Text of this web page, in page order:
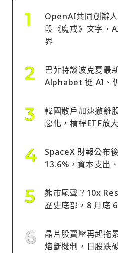
OpenAI共同創辦
段《魔戒》文字，
界
巴菲特談波克夏最
Alphabet 挺 AI、
韓國散戶加速撤離
惡化，槓桿ETF放
SpaceX 財報公布
13.6%，資本支出
熊市尾聲？10x
歷史底部，8 月底
晶片股賣壓再起拖
熔斷機制，日股跌